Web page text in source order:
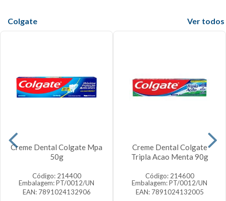
Colgate
Creme Dental Colgate Mpa
50g
Código: 214400
Embalagem: PT/0012/UN
EAN: 7891024132906
Creme Dental Colgate
Tripla Acao Menta 90g
Código: 214600
Embalagem: PT/0012/UN
EAN: 7891024132005